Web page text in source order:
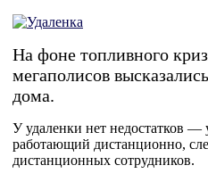
На фоне топливного
мегаполисов
дома.
У удаленки нет недостатков
работающий дистанционно,
дистанционных сотрудников.